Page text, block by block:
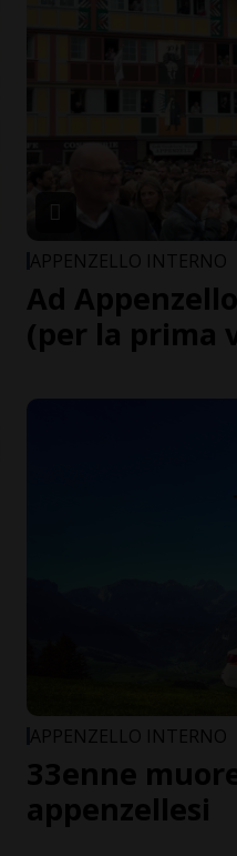
APPENZELLO INTERNO
Ad
(per la prima
APPENZELLO INTERNO
33enne
appenzellesi